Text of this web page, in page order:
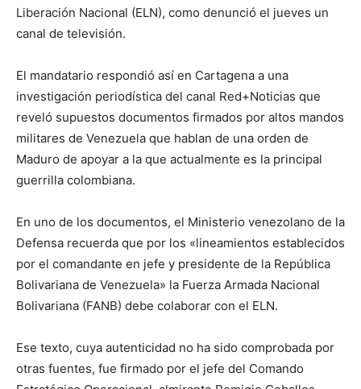
Liberación Nacional (ELN), como denunció el jueves un
canal de televisión.
El mandatario respondió así en Cartagena a una
investigación periodística del canal Red+Noticias que
reveló supuestos documentos firmados por altos mandos
militares de Venezuela que hablan de una orden de
Maduro de apoyar a la que actualmente es la principal
guerrilla colombiana.
En uno de los documentos, el Ministerio venezolano de la
Defensa recuerda que por los «lineamientos establecidos
por el comandante en jefe y presidente de la República
Bolivariana de Venezuela» la Fuerza Armada Nacional
Bolivariana (FANB) debe colaborar con el ELN.
Ese texto, cuya autenticidad no ha sido comprobada por
otras fuentes, fue firmado por el jefe del Comando